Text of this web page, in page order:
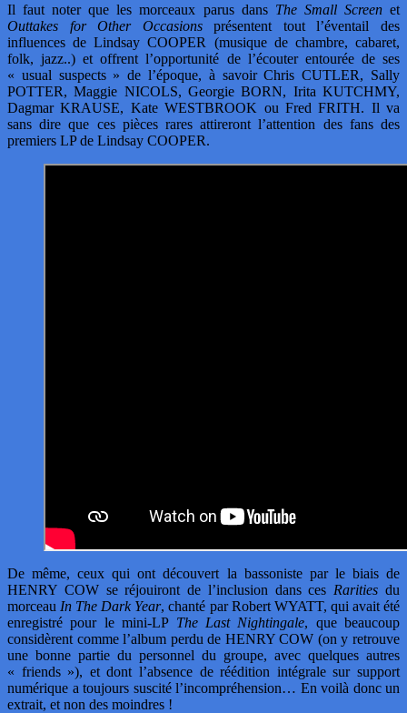
Il faut noter que les morceaux parus dans The Small Screenet
Outtakes for Other Occasionsprésentent tout l’éventail des
influences de Lindsay COOPER (musique de chambre, cabaret,
folk, jazz..) et offrent l’opportunité de l’écouter entourée de ses
« usual suspects » de l’époque, à savoir Chris CUTLER, Sally
POTTER, Maggie NICOLS, Georgie BORN, Irita KUTCHMY,
Dagmar KRAUSE, Kate WESTBROOK ou Fred FRITH. Il va
sans dire que ces pièces rares attireront l’attention des fans des
premiers LP de Lindsay COOPER.
De même, ceux qui ont découvert la bassoniste par le biais de
HENRY COW se réjouiront de l’inclusion dans ces Rarities du
morceau In The Dark Year, chanté par Robert WYATT, qui avait été
enregistré pour le mini-LP The Last Nightingale, que beaucoup
considèrent comme l’album perdu de HENRY COW (on y retrouve
une bonne partie du personnel du groupe, avec quelques autres
« friends »), et dont l’absence de réédition intégrale sur support
numérique a toujours suscité l’incompréhension… En voilà donc un
extrait, et non des moindres !